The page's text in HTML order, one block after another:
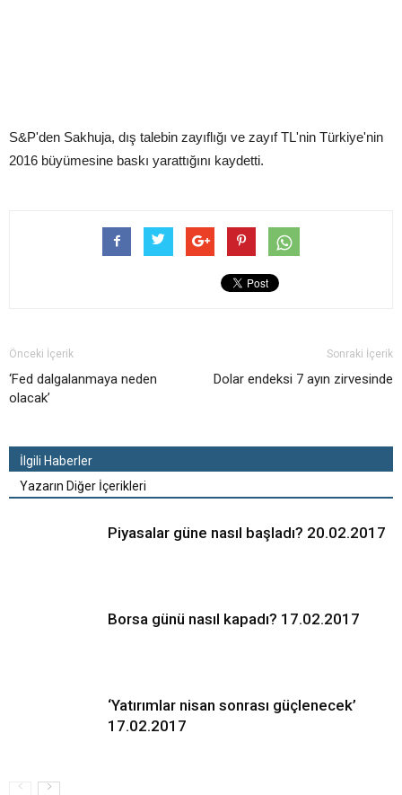
S&P'den Sakhuja, dış talebin zayıflığı ve zayıf TL'nin Türkiye'nin
2016 büyümesine baskı yarattığını kaydetti.
Önceki İçerik
‘Fed dalgalanmaya neden
olacak’
Sonraki İçerik
Dolar endeksi 7 ayın zirvesinde
İlgili Haberler
Yazarın Diğer İçerikleri
Piyasalar güne nasıl başladı? 20.02.2017
Borsa günü nasıl kapadı? 17.02.2017
‘Yatırımlar nisan sonrası güçlenecek’
17.02.2017